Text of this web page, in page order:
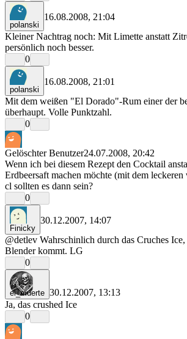
polanski
16.08.2008, 21:04
Kleiner Nachtrag noch: Mit Limette anstatt
persönlich noch besser.
0
polanski
16.08.2008, 21:01
Mit dem weißen "El Dorado"-Rum einer der
überhaupt. Volle Punktzahl.
0
Gelöschter Benutzer24.07.2008, 20:42
Wenn ich bei diesem Rezept den Cocktail
Erdbeersaft machen möchte (mit dem
cl sollten es dann sein?
0
Finicky
30.12.2007, 14:07
@detlev Wahrschinlich durch das Cruches
Blender kommt. LG
0
el_muerte 30.12.2007, 13:13
Ja, das crushed Ice
0